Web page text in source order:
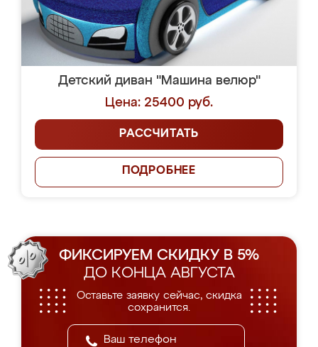
Детский диван "Машина велюр"
Цена: 25400 руб.
РАССЧИТАТЬ
ПОДРОБНЕЕ
ФИКСИРУЕМ СКИДКУ В 5%
ДО КОНЦА АВГУСТА
Оставьте заявку сейчас, скидка
сохранится.